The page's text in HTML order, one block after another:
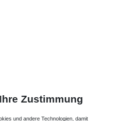
Zustimmung
und andere Technologien, damit